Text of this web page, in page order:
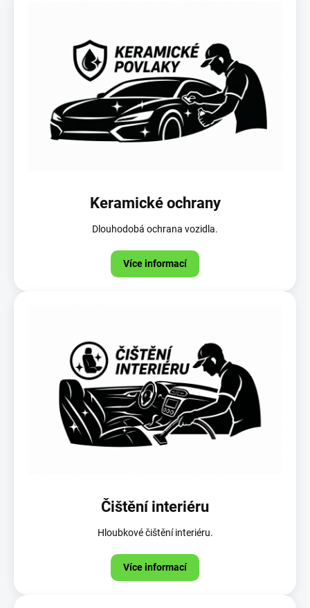
Keramické ochrany
Dlouhodobá ochrana vozidla.
Více informací
Čištění interiéru
Hloubkové čištění interiéru.
Více informací